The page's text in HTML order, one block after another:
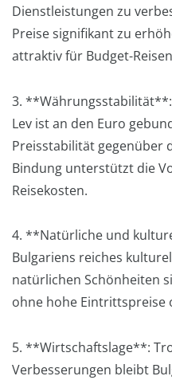
Dienstleistungen zu
Preise signifikant zu
attraktiv für Budget-
3.
Lev ist an den Euro
Preisstabilität gegenüber
Bindung unterstützt die
Reisekosten.
4. **Natürliche und
Bulgariens reiches
natürlichen Schönheiten
ohne hohe Eintrittspreise
5. **Wirtschaftslage**:
Verbesserungen bleibt